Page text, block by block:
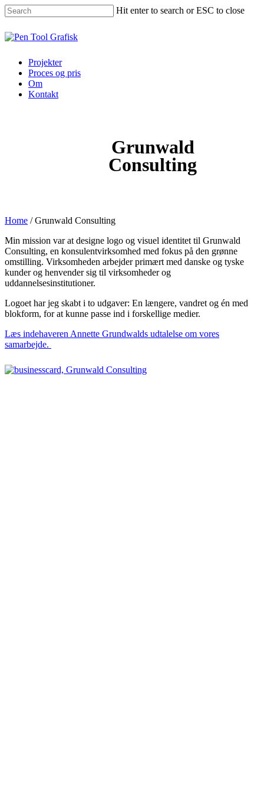
Skip
to
main
content
Hit enter to search or ESC to close
Close
Menu
Projekter
Proces og pris
Om
Kontakt
Grunwald
Consulting
Home /Grunwald Consulting
Min mission var at designe logo og visuel identitet til Grunwald
Consulting, en konsulentvirksomhed med fokus på den grønne
omstilling. Virksomheden arbejder primært med danske og tyske
kunder og henvender sig til virksomheder og
uddannelsesinstitutioner.
Logoet har jeg skabt i to udgaver: En længere, vandret og én med
blokform, for at kunne passe ind i forskellige medier.
Læs indehaveren Annette Grundwalds udtalelse om vores
samarbejde.